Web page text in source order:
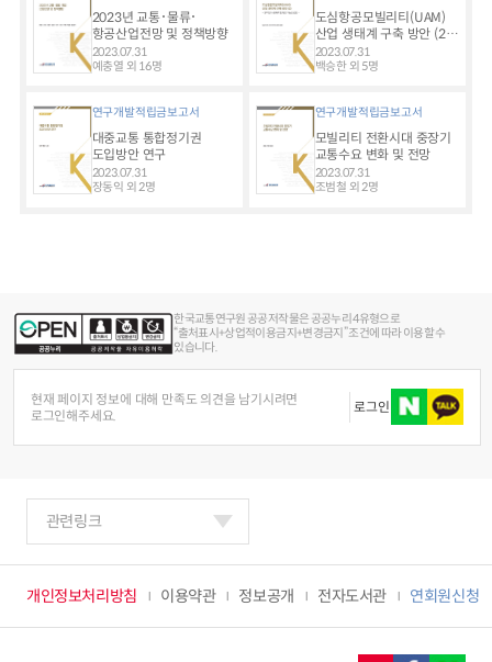
2023년 교통･물류･
항공산업전망 및 정책방향
2023.07.31
예충열 외 16명
도심항공모빌리티(UAM)
산업 생태계 구축 방안 (2) -
SP기반 수요예측 및 확장
가능성 검토 -
2023.07.31
백승한 외 5명
연구개발적립금보고서
대중교통 통합정기권
도입방안 연구
2023.07.31
장동익 외 2명
연구개발적립금보고서
모빌리티 전환시대 중장기
교통수요 변화 및 전망
2023.07.31
조범철 외 2명
한국교통연구원 공공저작물은 공공누리 4유형으로
“출처표시+상업적이용금지+변경금지” 조건에 따라 이용할 수
있습니다.
현재 페이지 정보에 대해 만족도 의견을 남기시려면
로그인해주세요.
로그인
개인정보처리방침 이용약관 정보공개 전자도서관 연회원신청
관련링크